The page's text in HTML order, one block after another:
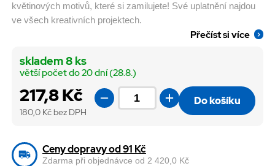
květinových motivů, které si zamilujete! Své uplatnění najdou
ve všech kreativních projektech.
Přečíst si více
217,8 Kč
180,0 Kč bez DPH
skladem 8 ks
větší počet do 20 dní (28.8.)
Do košíku
Ceny dopravy od 91 Kč
Zdarma při objednávce od 2 420,0 Kč